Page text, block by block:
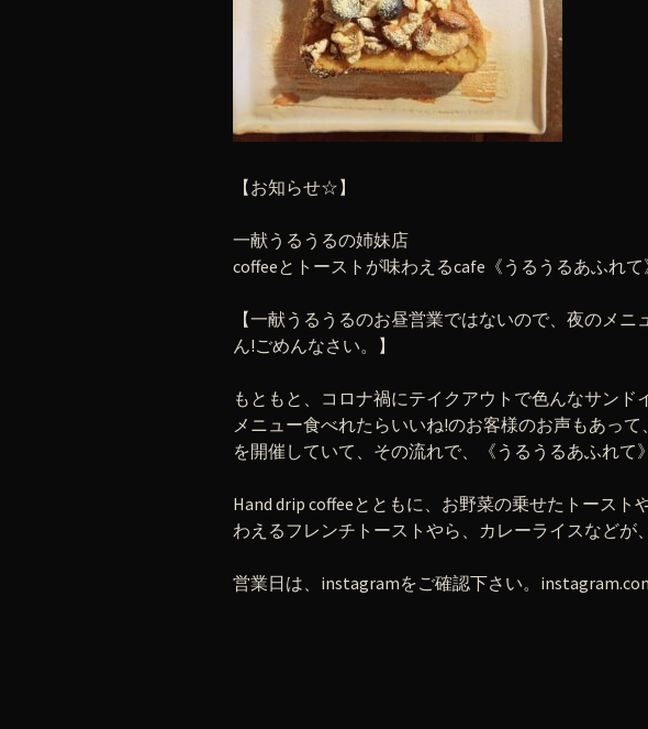
【お知らせ☆】
一献うるうるの姉妹店
coffeeとトーストが味わえるcafe《うるうるあふれ
【一献うるうるのお昼営業ではないので、夜のメ
ん!ごめんなさい。】
もともと、コロナ禍にテイクアウトで色んなサンド
メニュー食べれたらいいね!のお客様のお声もあっ
を開催していて、その流れで、《うるうるあふれて
Hand drip coffeeとともに、お野菜の乗せたトースト
わえるフレンチトーストやら、カレーライスなどが
営業日は、instagramをご確認下さい。